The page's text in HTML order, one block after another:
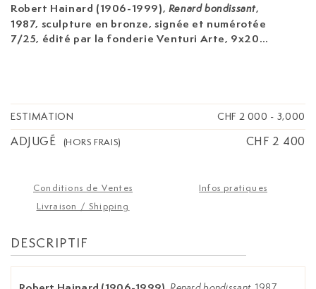
Robert Hainard (1906-1999), Renard bondissant,
1987, sculpture en bronze, signée et numérotée
7/25, édité par la fonderie Venturi Arte, 9x20x9
ESTIMATION CHF 2 000 - 3,000
ADJUGÉ (HORS FRAIS) CHF 2 400
Conditions de Ventes
Infos pratiques
Livraison / Shipping
DESCRIPTIF